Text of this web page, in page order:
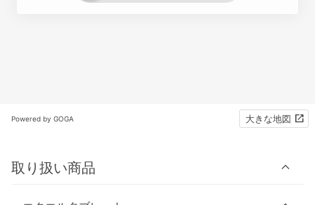
Powered by GOGA 大きな地図
取り扱い商品